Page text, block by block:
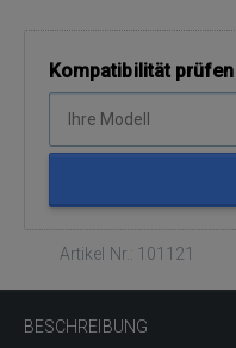
Kompatibilität prüfen
Artikel Nr.: 101121
BESCHREIBUNG